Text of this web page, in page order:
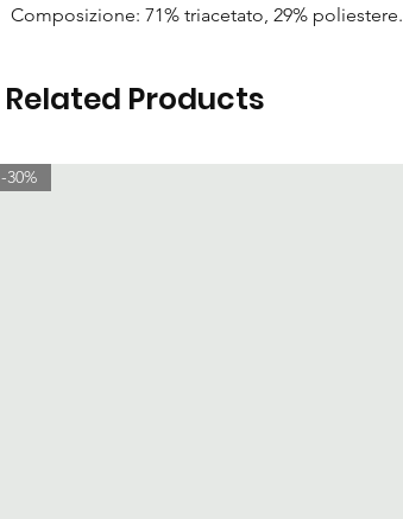
Composizione: 71% triacetato, 29% poliestere.
Related Products
-30%